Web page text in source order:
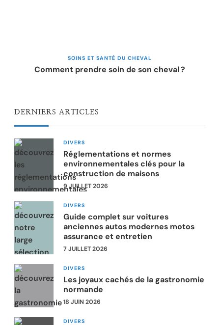
SOINS ET SANTÉ DU CHEVAL
Comment prendre soin de son cheval ?
DERNIERS ARTICLES
DIVERS
Réglementations et normes
environnementales clés pour la
construction de maisons
9 JUILLET 2026
DIVERS
Guide complet sur voitures
anciennes autos modernes motos
assurance et entretien
7 JUILLET 2026
DIVERS
Les joyaux cachés de la gastronomie
normande
18 JUIN 2026
DIVERS